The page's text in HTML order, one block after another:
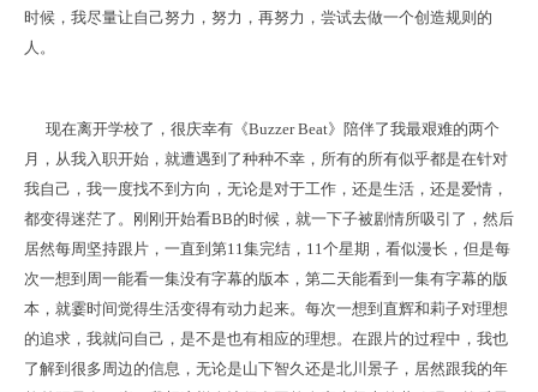
时候，我尽量让自己努力，努力，再努力，尝试去做一个创造规则的
人。
现在离开学校了，很庆幸有《Buzzer Beat》陪伴了我最艰难的两个
月，从我入职开始，就遭遇到了种种不幸，所有的所有似乎都是在针对
我自己，我一度找不到方向，无论是对于工作，还是生活，还是爱情，
都变得迷茫了。刚刚开始看BB的时候，就一下子被剧情所吸引了，然后
居然每周坚持跟片，一直到第11集完结，11个星期，看似漫长，但是每
次一想到周一能看一集没有字幕的版本，第二天能看到一集有字幕的版
本，就霎时间觉得生活变得有动力起来。每次一想到直辉和莉子对理想
的追求，我就问自己，是不是也有相应的理想。在跟片的过程中，我也
了解到很多周边的信息，无论是山下智久还是北川景子，居然跟我的年